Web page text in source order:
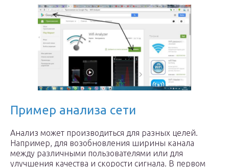
Пример анализа сети
Анализ может производиться для разных целей.
Например, для возобновления ширины канала
между различными пользователями или для
улучшения качества и скорости сигнала. В первом